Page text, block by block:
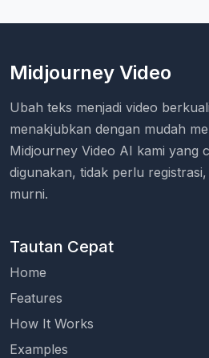
Midjourney Video
Ubah teks menjadi video
menakjubkan dengan mudah
Midjourney Video AI kami yang
digunakan, tidak perlu
murni.
Tautan Cepat
Home
Features
How It Works
Examples